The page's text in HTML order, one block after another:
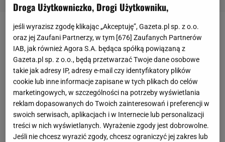
Zamiast spokojnie przygotowywać się do
dzisiejszego wyjazdowego starcia z Finlandią,
potencjalnie kluczowego w kontekściewalkio co
najmniej udział w barażach o awans namundial
nasza kadra zmaga się z gigantyczną aferą. Po tym,
jakRoberta Lewandowskiegopozbawiono opaski
kapitanareprezentacji Polski, a on obraził się na
Michała Probierzai zrezygnował z gry w jego kadrze,
Droga Użytkowniczko, Drogi Użytkowniku,
jeśli wyrazisz zgodę klikając „Akceptuję”, Gazeta.pl sp. z o.o.
oraz jej Zaufani Partnerzy, w tym [676] Zaufanych Partnerów
IAB, jak również Agora S.A. będąca spółką powiązaną z
Gazeta.pl sp. z o.o., będą przetwarzać Twoje dane osobowe
takie jak adresy IP, adresy e-mail czy identyfikatory plików
cookie lub inne informacje zapisane w tych plikach do celów
marketingowych, w szczególności na potrzeby wyświetlania
reklam dopasowanych do Twoich zainteresowań i preferencji w
swoich serwisach, aplikacjach i w Internecie lub personalizacji
treści w nich wyświetlanych. Wyrażenie zgody jest dobrowolne.
Jeśli nie chcesz wyrazić zgody, chcesz ograniczyć jej zakres lub